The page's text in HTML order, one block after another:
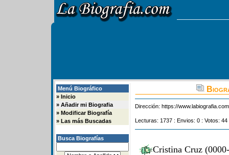
Menú Biográfico
» Inicio
» Añadir mi Biografia
» Modificar Biografía
» Las más Buscadas
Busca Biografías
Dirección: https://
Lecturas: 1737 : Envios: 0 : Votos:
Cristina Cruz